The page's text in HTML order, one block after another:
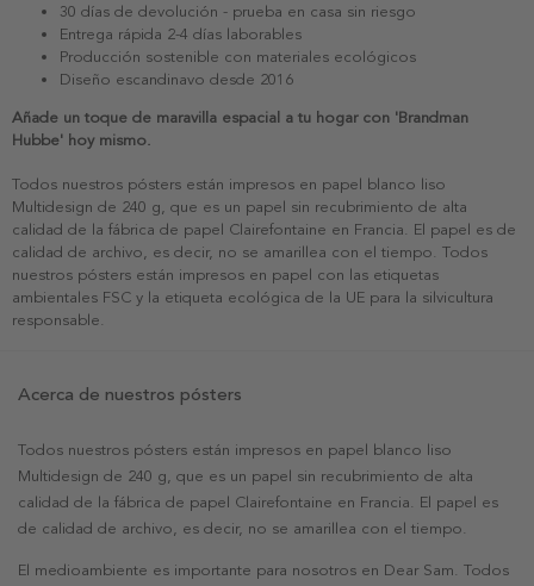
30 días de devolución - prueba en casa sin riesgo
Entrega rápida 2-4 días laborables
Producción sostenible con materiales ecológicos
Diseño escandinavo desde 2016
Añade un toque de maravilla espacial a tu hogar con 'Brandman
Hubbe' hoy mismo.
Todos nuestros pósters están impresos en papel blanco liso
Multidesign de 240 g, que es un papel sin recubrimiento de alta
calidad de la fábrica de papel Clairefontaine en Francia. El papel es de
calidad de archivo, es decir, no se amarillea con el tiempo. Todos
nuestros pósters están impresos en papel con las etiquetas
ambientales FSC y la etiqueta ecológica de la UE para la silvicultura
responsable.
Acerca de nuestros pósters
Todos nuestros pósters están impresos en papel blanco liso
Multidesign de 240 g, que es un papel sin recubrimiento de alta
calidad de la fábrica de papel Clairefontaine en Francia. El papel es
de calidad de archivo, es decir, no se amarillea con el tiempo.
El medioambiente es importante para nosotros en Dear Sam. Todos